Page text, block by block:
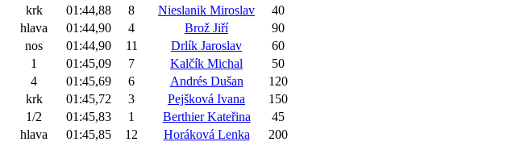
krk 01:44,88 8 Nieslanik Miroslav
40
hlava 01:44,90 4 Brož Jiří
90
nos 01:44,90 11 Drlík Jaroslav
60
1 01:45,09 7 Kalčík Michal
50
4 01:45,69 6 Andrés Dušan
120
krk 01:45,72 3 Pejšková Ivana
150
1/2 01:45,83 1 Berthier Kateřina
45
hlava 01:45,85 12 Horáková Lenka
200